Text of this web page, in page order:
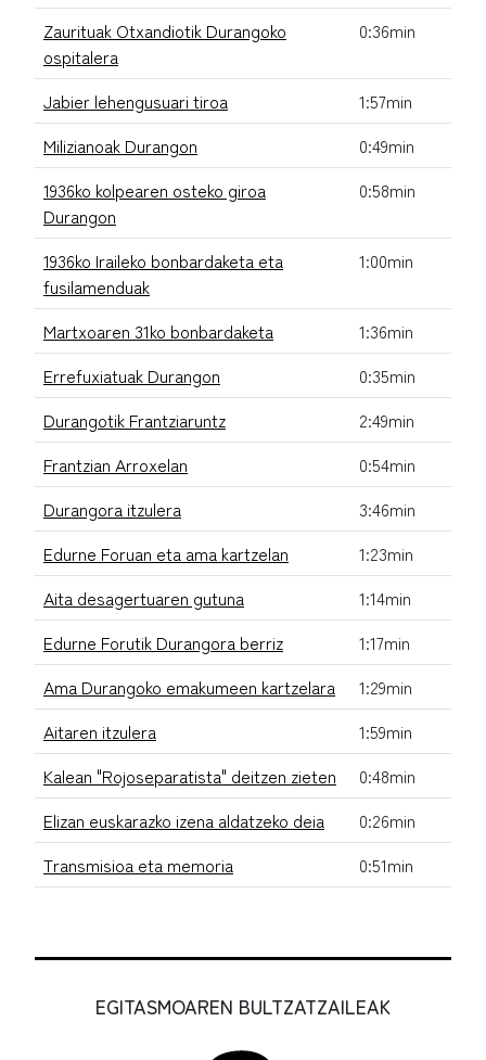
Zaurituak Otxandiotik Durangoko
ospitalera
0:36min
Jabier lehengusuari tiroa
1:57min
Milizianoak Durangon
0:49min
1936ko kolpearen osteko giroa
Durangon
0:58min
1936ko Iraileko bonbardaketa eta
fusilamenduak
1:00min
Martxoaren 31ko bonbardaketa
1:36min
Errefuxiatuak Durangon
0:35min
Durangotik Frantziaruntz
2:49min
Frantzian Arroxelan
0:54min
Durangora itzulera
3:46min
Edurne Foruan eta ama kartzelan
1:23min
Aita desagertuaren gutuna
1:14min
Edurne Forutik Durangora berriz
1:17min
Ama Durangoko emakumeen kartzelara
1:29min
Aitaren itzulera
1:59min
Kalean "Rojoseparatista" deitzen zieten
0:48min
Elizan euskarazko izena aldatzeko deia
0:26min
Transmisioa eta memoria
0:51min
EGITASMOAREN BULTZATZAILEAK